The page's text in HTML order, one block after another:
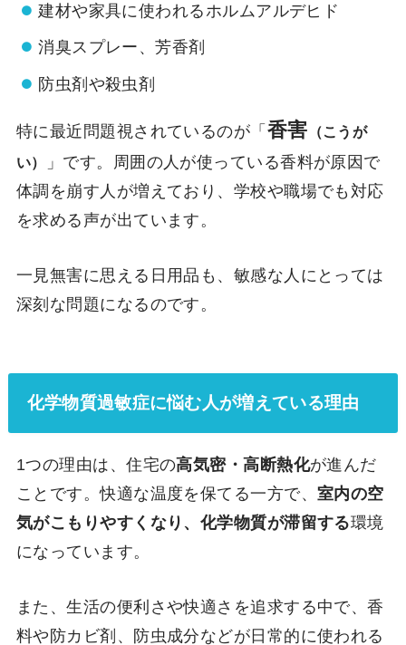
建材や家具に使われるホルムアルデヒド
消臭スプレー、芳香剤
防虫剤や殺虫剤
特に最近問題視されているのが「 香害 （こうが
い）
」です。周囲の人が使っている香料が原因で
体調を崩す人が増えており、学校や職場でも対応
を求める声が出ています。
一見無害に思える日用品も、敏感な人にとっては
深刻な問題になるのです。
化学物質過敏症に悩む人が増えている理由
1つの理由は、住宅の高気密・高断熱化が進んだ
ことです。快適な温度を保てる一方で、室内の空
気がこもりやすくなり、化学物質が滞留する環境
になっています。
また、生活の便利さや快適さを追求する中で、香
料や防カビ剤、防虫成分などが日常的に使われる